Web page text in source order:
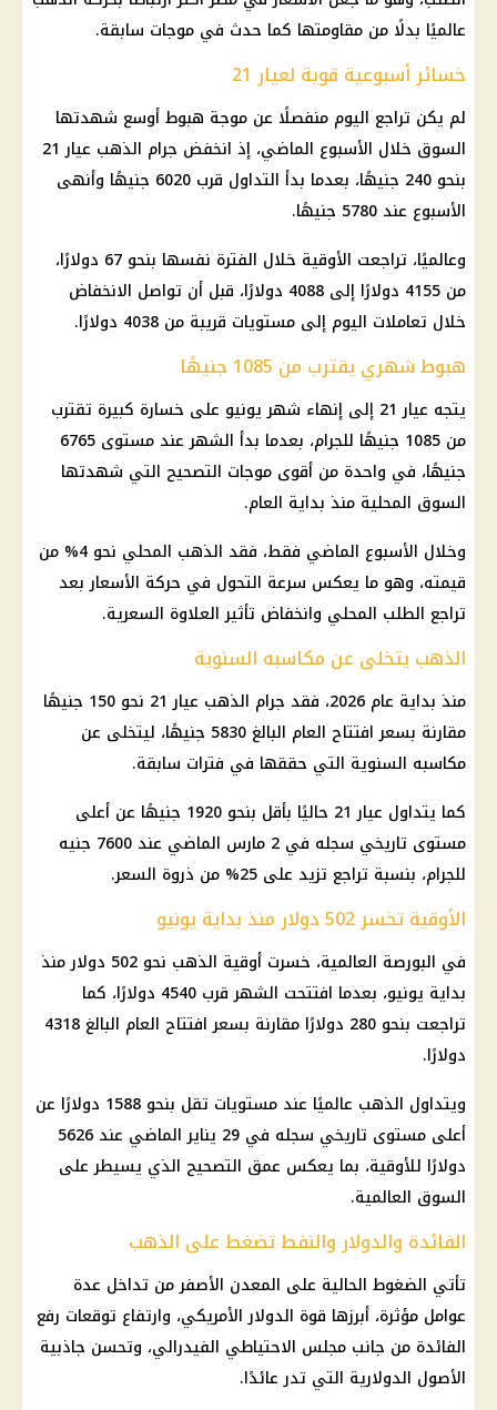
عالميًا بدلًا من مقاومتها كما حدث في موجات سابقة.
خسائر أسبوعية قوية لعيار 21
لم يكن تراجع اليوم منفصلًا عن موجة هبوط أوسع شهدتها
السوق خلال الأسبوع الماضي، إذ انخفض جرام الذهب عيار 21
بنحو 240 جنيهًا، بعدما بدأ التداول قرب 6020 جنيهًا وأنهى
الأسبوع عند 5780 جنيهًا.
وعالميًا، تراجعت الأوقية خلال الفترة نفسها بنحو 67 دولارًا،
من 4155 دولارًا إلى 4088 دولارًا، قبل أن تواصل الانخفاض
خلال تعاملات اليوم إلى مستويات قريبة من 4038 دولارًا.
هبوط شهري يقترب من 1085 جنيهًا
يتجه عيار 21 إلى إنهاء شهر يونيو على خسارة كبيرة تقترب
من 1085 جنيهًا للجرام، بعدما بدأ الشهر عند مستوى 6765
جنيهًا، في واحدة من أقوى موجات التصحيح التي شهدتها
السوق المحلية منذ بداية العام.
وخلال الأسبوع الماضي فقط، فقد الذهب
المحلي نحو 4% من
قيمته، وهو ما يعكس سرعة التحول في حركة الأسعار بعد
تراجع الطلب المحلي وانخفاض تأثير العلاوة السعرية.
الذهب يتخلى عن مكاسبه السنوية
منذ بداية عام 2026، فقد جرام الذهب
عيار 21 نحو 150 جنيهًا
مقارنة بسعر افتتاح العام البالغ 5830 جنيهًا، ليتخلى عن
مكاسبه السنوية التي حققها في فترات سابقة.
كما يتداول عيار 21 حاليًا بأقل بنحو 1920 جنيهًا عن أعلى
مستوى تاريخي سجله في 2 مارس الماضي عند 7600 جنيه
للجرام، بنسبة تراجع تزيد على 25% من ذروة السعر.
الأوقية تخسر 502 دولار منذ بداية يونيو
في البورصة العالمية، خسرت أوقية الذهب نحو 502 دولارمنذ
بداية يونيو، بعدما افتتحت الشهر قرب 4540 دولارًا، كما
تراجعت بنحو 280 دولارًا مقارنة بسعر افتتاح العام البالغ 4318
دولارًا.
ويتداول الذهب
عالميًا عند مستويات تقل بنحو 1588 دولارًا عن
أعلى مستوى تاريخي سجله في 29 يناير الماضي عند 5626
دولارًا للأوقية، بما يعكس عمق التصحيح الذي يسيطر على
السوق العالمية.
الفائدة والدولار والنفط تضغط على الذهب
تأتي الضغوط الحالية على المعدن الأصفر من تداخل عدة
عوامل مؤثرة، أبرزها قوة الدولارالأمريكي، وارتفاع توقعات رفع
الفائدة من جانب مجلس الاحتياطي الفيدرالي، وتحسن جاذبية
الأصول الدولارية التي تدر عائدًا.